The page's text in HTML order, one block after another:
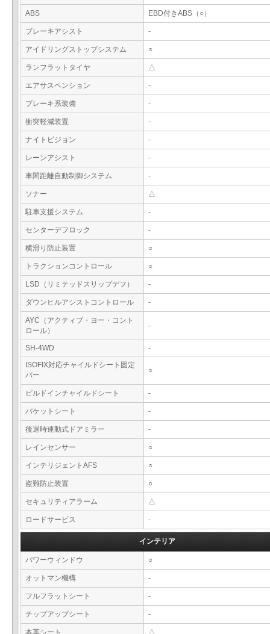
ABS EBD付きABS（○）
ブレーキアシスト -
アイドリングストップシステム ○
ランフラットタイヤ △
エアサスペンション -
ブレーキ系装備 -
衝突軽減装置 -
ナイトビジョン -
レーンアシスト -
車間距離自動制御システム -
ソナー △
駐車支援システム -
センターデフロック -
横滑り防止装置 ○
トラクションコントロール ○
LSD（リミテッドスリップデフ） -
ダウンヒルアシストコントロール -
AYC（アクティブ・ヨー・コント
ロール）
-
SH-4WD
-
ISOFIX対応チャイルドシート固定
バー
○
ビルドインチャイルドシート -
バケットシート -
後退時連動式ドアミラー -
レインセンサー ○
インテリジェントAFS ○
盗難防止装置 ○
セキュリティアラーム △
ロードサービス -
インテリア
パワーウィンドウ ○
オットマン機構 -
フルフラットシート -
チップアップシート -
本革シート △